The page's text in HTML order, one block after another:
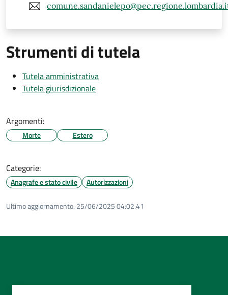
Strumenti di tutela
Tutela amministrativa
Tutela giurisdizionale
Argomenti:
Morte Estero
Categorie:
Anagrafe e stato civile Autorizzazioni
Ultimo aggiornamento: 25/06/2025 04:02.41